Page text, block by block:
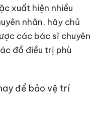
xuất hiện nhiều
nhân, hãy chủ
các bác sĩ chuyên
đồ điều trị phù
để bảo vệ trí